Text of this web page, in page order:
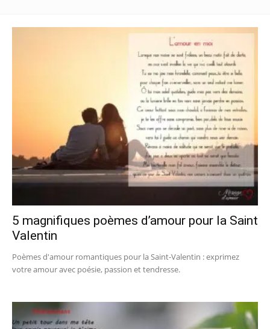
5 magnifiques poèmes d’amour pour la Saint
Valentin
Poèmes d'amour romantiques pour la Saint-Valentin : exprimez
votre amour avec poésie, passion et tendresse.